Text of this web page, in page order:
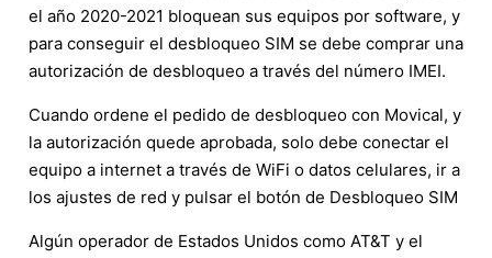
el año 2020-2021 bloquean sus equipos por software, y
para conseguir el desbloqueo SIM se debe comprar una
autorización de desbloqueo a través del número IMEI.
Cuando ordene el pedido de desbloqueo con Movical, y
la autorización quede aprobada, solo debe conectar el
equipo a internet a través de WiFi o datos celulares, ir a
los ajustes de red y pulsar el botón de Desbloqueo SIM
Algún operador de Estados Unidos como AT&T y el